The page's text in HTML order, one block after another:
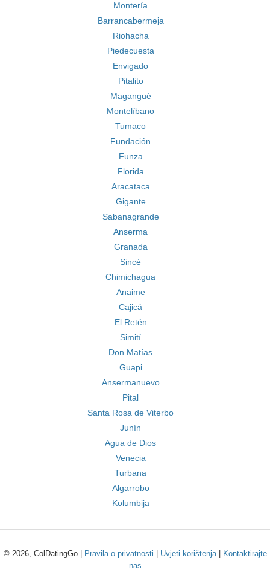
Montería
Barrancabermeja
Riohacha
Piedecuesta
Envigado
Pitalito
Magangué
Montelíbano
Tumaco
Fundación
Funza
Florida
Aracataca
Gigante
Sabanagrande
Anserma
Granada
Sincé
Chimichagua
Anaime
Cajicá
El Retén
Simití
Don Matías
Guapi
Ansermanuevo
Pital
Santa Rosa de Viterbo
Junín
Agua de Dios
Venecia
Turbana
Algarrobo
Kolumbija
© 2026, ColDatingGo | Pravila o privatnosti Uvjeti korištenja|
Kontaktirajte
nas